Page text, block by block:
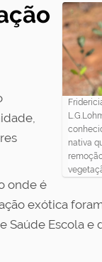
nativa
onde é
exótica
Saúde Escola e